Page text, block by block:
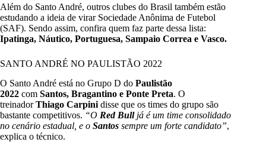
Além do Santo André, outros clubes do Brasil também estão
estudando a ideia de virar Sociedade Anônima de Futebol
(SAF). Sendo assim, confira quem faz parte dessa lista:
Ipatinga, Náutico, Portuguesa, Sampaio Correa e Vasco.
SANTO ANDRÉ NO PAULISTÃO 2022
O Santo André está no Grupo D do Paulistão
2022 com Santos, Bragantino e Ponte Preta. O
treinadorThiago Carpini disse que os times do grupo são
bastante competitivos. “O Red Bulljá é um time consolidado
no cenário estadual, e o Santos sempre um forte candidato”,
explica o técnico.